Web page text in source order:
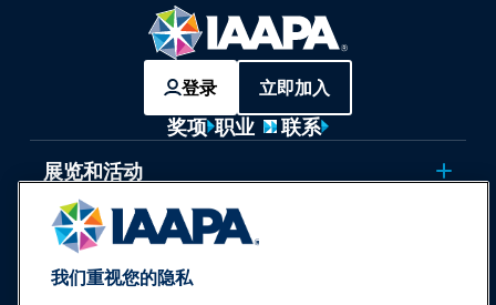
登录 立即加入
奖项 职业
联系
展览和活动
新闻与乐趣世界
教育
我们重视您的隐私